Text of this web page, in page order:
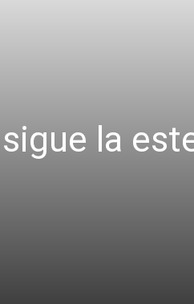
la